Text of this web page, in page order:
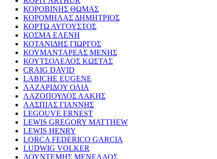
ΚΟΡΟΒΙΝΗΣ ΘΩΜΑΣ
ΚΟΡΟΜΗΛΑΣ ΔΗΜΗΤΡΙΟΣ
ΚΟΡΤΩ ΑΥΓΟΥΣΤΟΣ
ΚΟΣΜΑ ΕΛΕΝΗ
ΚΟΤΑΝΙΔΗΣ ΓΙΩΡΓΟΣ
ΚΟΥΜΑΝΤΑΡΕΑΣ ΜΕΝΗΣ
ΚΟΥΤΣΟΛΕΛΟΣ ΚΩΣΤΑΣ
CRAIG DAVID
LABICHE EUGENE
ΛΑΖΑΡΙΔΟΥ ΟΛΙΑ
ΛΑΖΟΠΟΥΛΟΣ ΛΑΚΗΣ
ΛΑΣΠΙΑΣ ΓΙΑΝΝΗΣ
LEGOUVE ERNEST
LEWIS GREGORY MATTHEW
LEWIS HENRY
LORCA FEDERICO GARCIA
LUDWIG VOLKER
ΛΟΥΝΤΕΜΗΣ ΜΕΝΕΛΑΟΣ